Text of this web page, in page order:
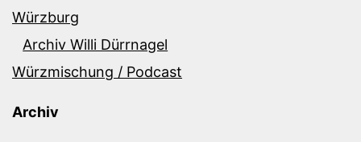
Würzburg
Archiv Willi Dürrnagel
Würzmischung / Podcast
Archiv